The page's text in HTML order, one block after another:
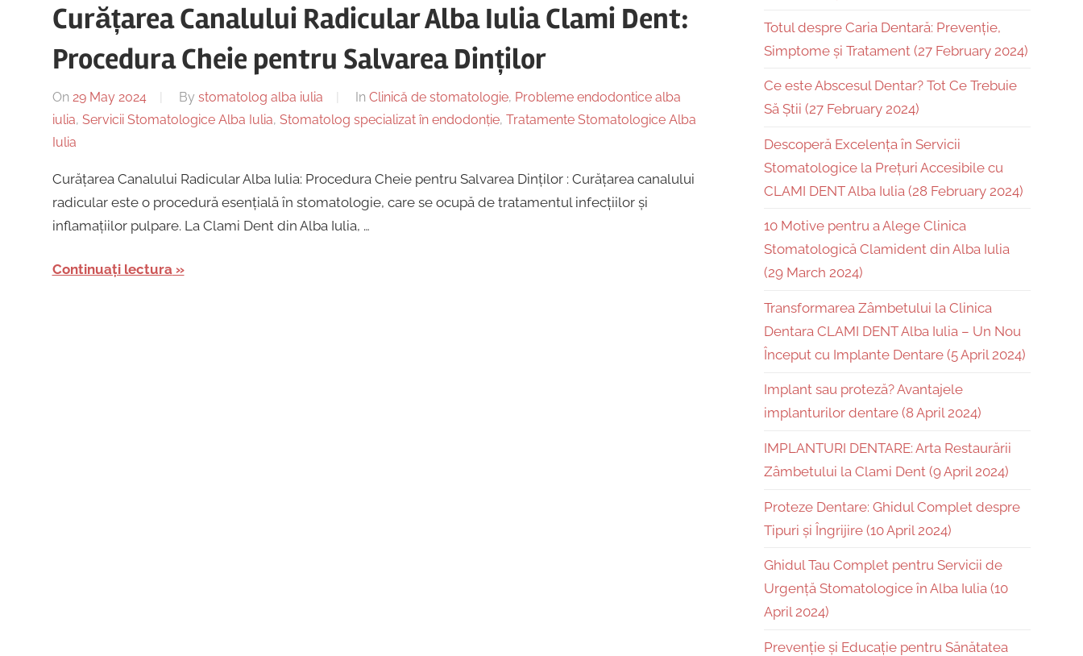
Curățarea Canalului Radicular Alba Iulia Clami Dent:
Procedura Cheie pentru Salvarea Dinților
On 29 May 2024 By stomatolog alba iulia In Clinică de stomatologie, Probleme endodontice alba
iulia, Servicii Stomatologice Alba Iulia, Stomatolog specializat în endodonție, Tratamente Stomatologice Alba
Iulia
Curățarea Canalului Radicular Alba Iulia: Procedura Cheie pentru Salvarea Dinților : Curățarea canalului
radicular este o procedură esențială în stomatologie, care se ocupă de tratamentul infecțiilor și
inflamațiilor pulpare. La Clami Dent din Alba Iulia, …
Continuați lectura
Totul despre Caria Dentară: Prevenție,
Simptome și Tratament (27 February 2024)
Ce este Abscesul Dentar? Tot Ce Trebuie
Să Știi (27 February 2024)
Descoperă Excelența în Servicii
Stomatologice la Prețuri Accesibile cu
CLAMI DENT Alba Iulia (28 February 2024)
10 Motive pentru a Alege Clinica
Stomatologică Clamident din Alba Iulia
(29 March 2024)
Transformarea Zâmbetului la Clinica
Dentara CLAMI DENT Alba Iulia – Un Nou
Început cu Implante Dentare (5 April 2024)
Implant sau proteză? Avantajele
implanturilor dentare (8 April 2024)
IMPLANTURI DENTARE: Arta Restaurării
Zâmbetului la Clami Dent (9 April 2024)
Proteze Dentare: Ghidul Complet despre
Tipuri și Îngrijire (10 April 2024)
Ghidul Tau Complet pentru Servicii de
Urgență Stomatologice în Alba Iulia (10
April 2024)
Prevenție și Educație pentru Sănătatea